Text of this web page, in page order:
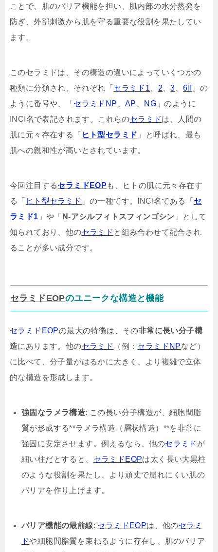
ことで、肌のバリア機能を担い、肌内部の水分蒸発を
防ぎ、外部刺激から肌を守る重要な役割を果たしてい
ます。
このセラミドは、その構造の違いによっていくつかの
種類に分類され、それぞれ「 セラミド1 2 、3 、6II
」の
ように番号や、「 セラミドNP 、AP NG 」のように
INCI名で表記されます。これらのセラミドは、人間の
肌に元々存在する「 ヒト型セラミド 」と呼ばれ、最も
肌への親和性が高いとされています。
今回注目するセラミドEOP も、ヒトの肌に元々存在す
る「 ヒト型セラミド 」の一種です。INCI名である「 セ
ラミド1 」や「 N-アシルフィトスフィンゴシン 」として
知られており、他のセラミド と組み合わせて配合され
ることが多い成分です。
セラミドEOPのユニークな構造と機能
セラミドEOPの最大の特徴は、その非常に長い分子構
造にあります。他のセラミド （例： セラミドNPなど）
に比べて、分子量がはるかに大きく、より複雑で立体
的な構造を形成します。
強固なラメラ構造: この長い分子構造が、細胞間脂
質が形成する**ラメラ構造（層状構造）**を非常に
強固に安定させます。例えるなら、他のセラミド が
細い柱だとすると、 セラミドEOPは太く長い大黒柱
のような役割を果たし、より頑丈で崩れにくい肌の
バリアを作り上げます。
バリア機能の最前線: セラミドEOPは、他のセラミ
ドや細胞間脂質を束ねるように存在し、肌のバリア